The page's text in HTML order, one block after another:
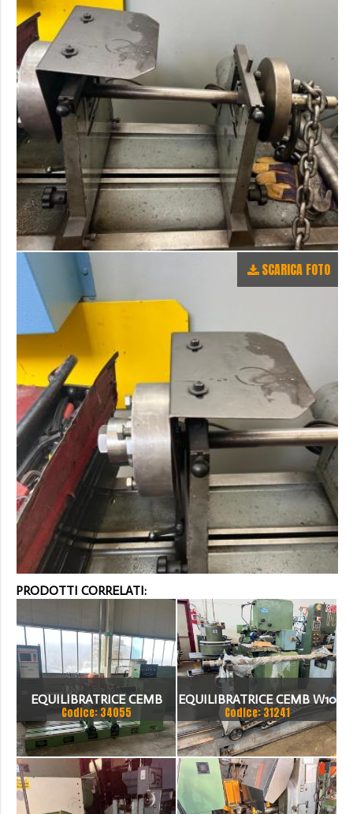
SCARICA FOTO
PRODOTTI CORRELATI:
EQUILIBRATRICE CEMB
ZD300
Codice: 34055
EQUILIBRATRICE CEMB W10
Codice: 31241